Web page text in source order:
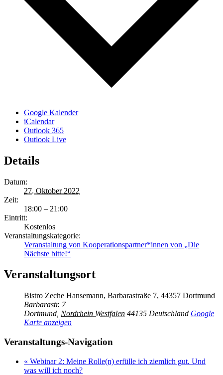
Google Kalender
iCalendar
Outlook 365
Outlook Live
Details
Datum:
27. Oktober 2022
Zeit:
18:00 – 21:00
Eintritt:
Kostenlos
Veranstaltungskategorie:
Veranstaltung von Kooperationspartner*innen von „Die
Nächste bitte!“
Veranstaltungsort
Bistro Zeche Hansemann, Barbarastraße 7, 44357 Dortmund
Barbarastr. 7
Dortmund Nordrhein Westfalen 44135 Deutschland Google
Karte anzeigen
Veranstaltungs-Navigation
« Webinar 2: Meine Rolle(n) erfülle ich ziemlich gut. Und
was will ich noch?